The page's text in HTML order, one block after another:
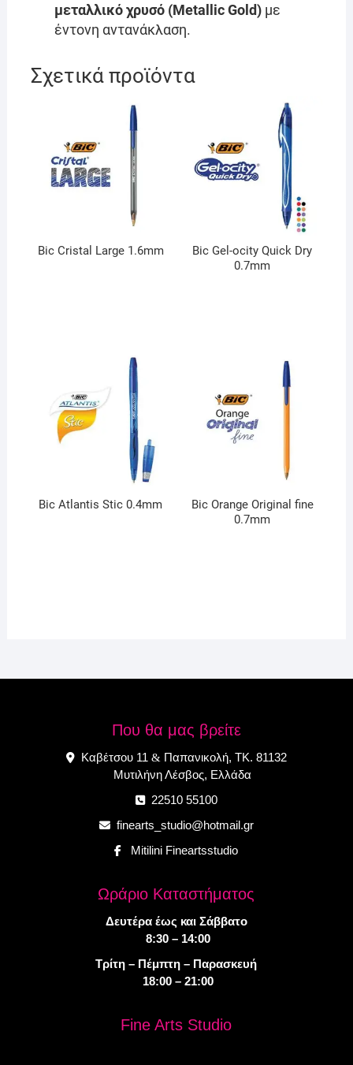
μεταλλικό χρυσό (Metallic Gold)με
έντονη αντανάκλαση.
Σχετικά προϊόντα
Bic Cristal Large 1.6mm
Bic Gel-ocity Quick Dry
0.7mm
Bic Atlantis Stic 0.4mm
Bic Orange Original fine
0.7mm
Που θα μας βρείτε
Καβέτσου 11 &Παπανικολή, ΤΚ. 81132
Μυτιλήνη Λέσβος, Ελλάδα
22510 55100
finearts_studio@hotmail.gr
Mitilini Fineartsstudio
Ωράριο Καταστήματος
Δευτέρα έως και Σάββατο
8:30 – 14:00
Τρίτη – Πέμπτη – Παρασκευή
18:00 – 21:00
Fine Arts Studio